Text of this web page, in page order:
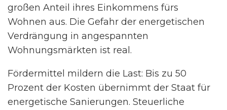
großen Anteil ihres Einkommens fürs
Wohnen aus. Die Gefahr der energetischen
Verdrängung in angespannten
Wohnungsmärkten ist real.
Fördermittel mildern die Last: Bis zu 50
Prozent der Kosten übernimmt der Staat für
energetische Sanierungen. Steuerliche